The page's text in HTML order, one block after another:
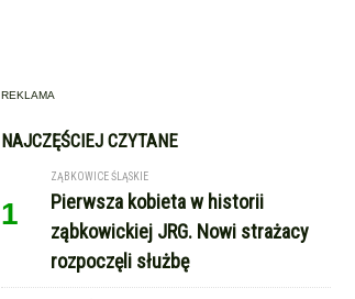
REKLAMA
NAJCZĘŚCIEJ CZYTANE
1
ZĄBKOWICE ŚLĄSKIE
Pierwsza kobieta w historii
ząbkowickiej JRG. Nowi strażacy
rozpoczęli służbę